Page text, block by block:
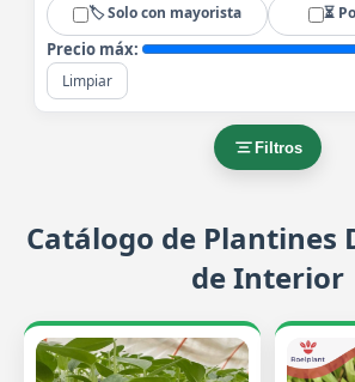
🏷️ Solo con mayorista ⏳
Precio máx:
Limpiar
Filtros
Catálogo de Plantines
de Interior